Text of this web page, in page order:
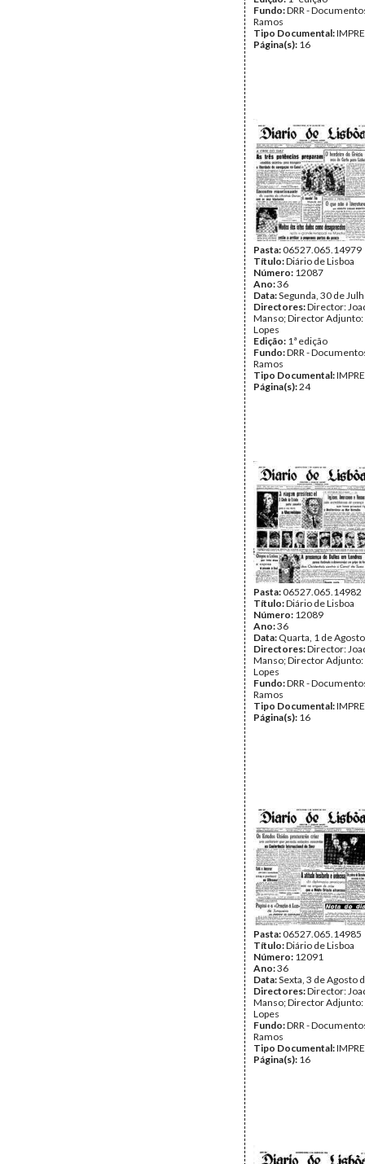
Fundo:DRR -
Ramos
Tipo Documental:
Página(s): 16
Pasta:06527.065.14979
Título:Diário de Lisboa
Número: 12087
Ano:36
Data:Segunda, 30 de
Directores:Director:
Manso; Director
Lopes
Edição: 1ª edição
Fundo:DRR -
Ramos
Tipo Documental:
Página(s):24
Pasta:06527.065.14982
Título:Diário de Lisboa
Número: 12089
Ano:36
Data: Quarta, 1 de
Directores:Director:
Manso; Director
Lopes
Fundo:DRR -
Ramos
Tipo Documental:
Página(s): 16
Pasta:06527.065.14985
Título:Diário de Lisboa
Número: 12091
Ano:36
Data:Sexta, 3 de Agosto
Directores:Director:
Manso; Director
Lopes
Fundo:DRR -
Ramos
Tipo Documental:
Página(s): 16